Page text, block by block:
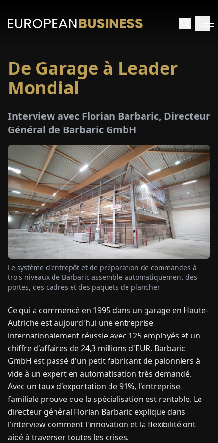
ENDE FRESITNLPLHU
CONTACTEZ-
NOUS
De Garage à Leader
Mondial
Interview avec Florian Barbaric, Directeur
Général de Barbaric GmbH
Le système d'entrepôt et de préparation de commandes à
trois niveaux de Barbaric assemble automatiquement des
portes, des cadres et des paquets de plancher
Ce qui a commencé en 1995 dans un garage en Haute-
Autriche est aujourd'hui une entreprise
internationalement réussie avec 125 employés et un
chiffre d'affaires de 24,3 millions d'EUR. Barbaric
GmbH est passé d'un petit fabricant de palonniers à
vide à un expert en automatisation très demandé.
Avec un taux d'exportation de 91%, l'entreprise
familiale prouve que la spécialisation est rentable. Le
directeur général Florian Barbaric explique dans
l'interview comment l'innovation et la flexibilité ont
aidé à traverser toutes les crises.